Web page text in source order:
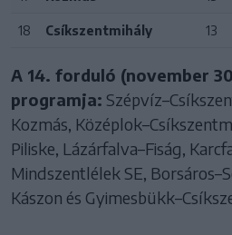
18 Csíkszentmihály 13
A 14. forduló (november
programja:
Kozmás,
Piliske, Lázárfalva–Fiság,
Mindszentlélek SE,
Kászon és